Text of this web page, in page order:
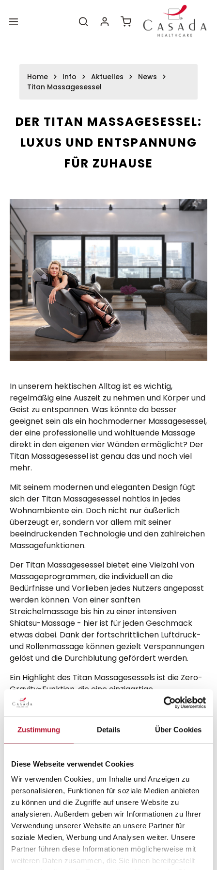
Zustimmung Details Über Cookies
Diese Webseite verwendet Cookies
Wir verwenden Cookies, um Inhalte und Anzeigen zu
personalisieren, Funktionen für soziale Medien anbieten
zu können und die Zugriffe auf unsere Website zu
analysieren. Außerdem geben wir Informationen zu Ihrer
Verwendung unserer Website an unsere Partner für
soziale Medien, Werbung und Analysen weiter. Unsere
Partner führen diese Informationen möglicherweise mit
weiteren Daten zusammen, die Sie ihnen bereitgestellt
Hauptinhalt
FooterWarenkorb enthält 0
Home Info Aktuelles
News
Titan Massagesessel
DER TITAN MASSAGESESSEL:
LUXUS UND ENTSPANNUNG
FÜR ZUHAUSE
In unserem hektischen Alltag ist es wichtig,
regelmäßig eine Auszeit zu nehmen und Körper und
Geist zu entspannen. Was könnte da besser
geeignet sein als ein hochmoderner Massagesessel,
der eine professionelle und wohltuende Massage
direkt in den eigenen vier Wänden ermöglicht? Der
Titan Massagesessel ist genau das und noch viel
mehr.
Mit seinem modernen und eleganten Design fügt
sich der Titan Massagesessel nahtlos in jedes
Wohnambiente ein. Doch nicht nur äußerlich
überzeugt er, sondern vor allem mit seiner
beeindruckenden Technologie und den zahlreichen
Massagefunktionen.
Der Titan Massagesessel bietet eine Vielzahl von
Massageprogrammen, die individuell an die
Bedürfnisse und Vorlieben jedes Nutzers angepasst
werden können. Von einer sanften
Streichelmassage bis hin zu einer intensiven
Shiatsu-Massage - hier ist für jeden Geschmack
etwas dabei. Dank der fortschrittlichen Luftdruck-
und Rollenmassage können gezielt Verspannungen
gelöst und die Durchblutung gefördert werden.
Ein Highlight des Titan Massagesessels ist die Zero-
Gravity-Funktion, die eine einzigartige
Schwerelosigkeitserfahrung ermöglicht. In dieser
Position werden Körper und Wirbelsäule optimal
entlastet, was zu einer noch intensiveren
Entspannung führt.
Materialien und eine erstklassige Verarbeitung, die
für Langlebigkeit und Komfort sorgen. Die bequeme
Polsterung und die verstellbaren Funktionen
ermöglichen eine individuelle Anpassung für
maximalen Sitzkomfort.
Ob nach einem anstrengenden Arbeitstag, einem
intensiven Training oder einfach nur zur puren
Entspannung - der Titan Massagesessel verwöhnt